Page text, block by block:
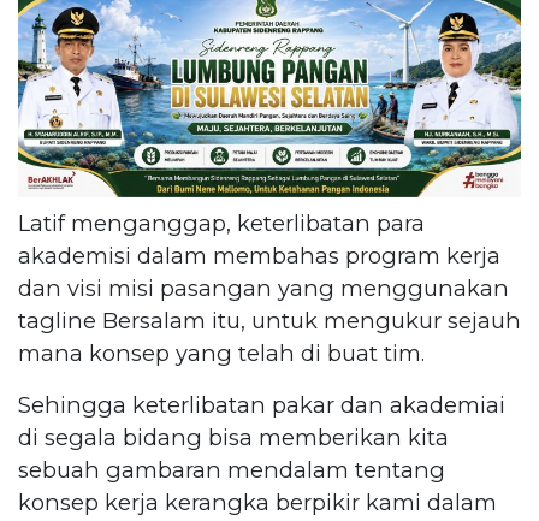
Latif menganggap, keterlibatan para
akademisi dalam membahas program kerja
dan visi misi pasangan yang menggunakan
tagline Bersalam itu, untuk mengukur sejauh
mana konsep yang telah di buat tim.
Sehingga keterlibatan pakar dan akademiai
di segala bidang bisa memberikan kita
sebuah gambaran mendalam tentang
konsep kerja kerangka berpikir kami dalam